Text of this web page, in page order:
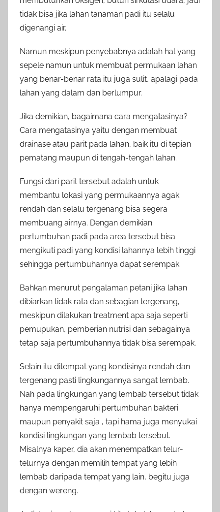
tidak bisa jika lahan tanaman padi itu selalu
digenangi air.
Namun meskipun penyebabnya adalah hal yang
sepele namun untuk membuat permukaan lahan
yang benar-benar rata itu juga sulit, apalagi pada
lahan yang dalam dan berlumpur.
Jika demikian, bagaimana cara mengatasinya?
Cara mengatasinya yaitu dengan membuat
drainase atau parit pada lahan, baik itu di tepian
pematang maupun di tengah-tengah lahan.
Fungsi dari parit tersebut adalah untuk
membantu lokasi yang permukaannya agak
rendah dan selalu tergenang bisa segera
membuang airnya. Dengan demikian
pertumbuhan padi pada area tersebut bisa
mengikuti padi yang kondisi lahannya lebih tinggi
sehingga pertumbuhannya dapat serempak.
Bahkan menurut pengalaman petani jika lahan
dibiarkan tidak rata dan sebagian tergenang,
meskipun dilakukan treatment apa saja seperti
pemupukan, pemberian nutrisi dan sebagainya
tetap saja pertumbuhannya tidak bisa serempak.
Selain itu ditempat yang kondisinya rendah dan
tergenang pasti lingkungannya sangat lembab.
Nah pada lingkungan yang lembab tersebut tidak
hanya mempengaruhi pertumbuhan bakteri
maupun penyakit saja , tapi hama juga menyukai
kondisi lingkungan yang lembab tersebut.
Misalnya kaper, dia akan menempatkan telur-
telurnya dengan memilih tempat yang lebih
lembab daripada tempat yang lain, begitu juga
dengan wereng.